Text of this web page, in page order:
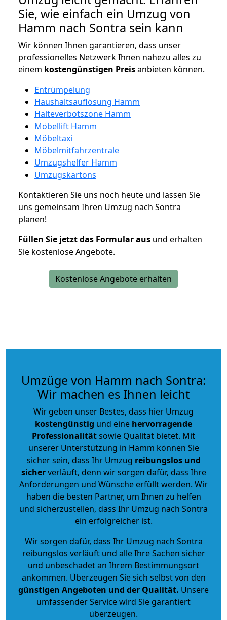
Sie, wie einfach ein Umzug von
Hamm nach Sontra sein kann
Wir können Ihnen garantieren, dass unser
professionelles Netzwerk Ihnen nahezu alles zu
einem kostengünstigen Preisanbieten können.
Entrümpelung
Haushaltsauflösung Hamm
Halteverbotszone Hamm
Möbellift Hamm
Möbeltaxi
Möbelmitfahrzentrale
Umzugshelfer Hamm
Umzugskartons
Kontaktieren Sie uns noch heute und lassen Sie
uns gemeinsam Ihren Umzug nach Sontra
planen!
Füllen Sie jetzt das Formular aus und erhalten
Sie kostenlose Angebote.
Kostenlose Angebote erhalten
Umzüge von Hamm nach Sontra:
Wir machen es Ihnen leicht
Wir geben unser Bestes, dass hier Umzug
kostengünstig und eine hervorragende
Professionalitätsowie Qualität bietet. Mit
unserer Unterstützung in Hamm können Sie
sicher sein, dass Ihr Umzug reibungslos und
sicherverläuft, denn wir sorgen dafür, dass Ihre
Anforderungen und Wünsche erfüllt werden. Wir
haben die besten Partner, um Ihnen zu helfen
und sicherzustellen, dass Ihr Umzug nach Sontra
ein erfolgreicher ist.
Wir sorgen dafür, dass Ihr Umzug nach Sontra
reibungslos verläuft und alle Ihre Sachen sicher
und unbeschadet an Ihrem Bestimmungsort
ankommen. Überzeugen Sie sich selbst von den
günstigen Angeboten und der Qualität. Unsere
umfassender Service wird Sie garantiert
überzeugen.